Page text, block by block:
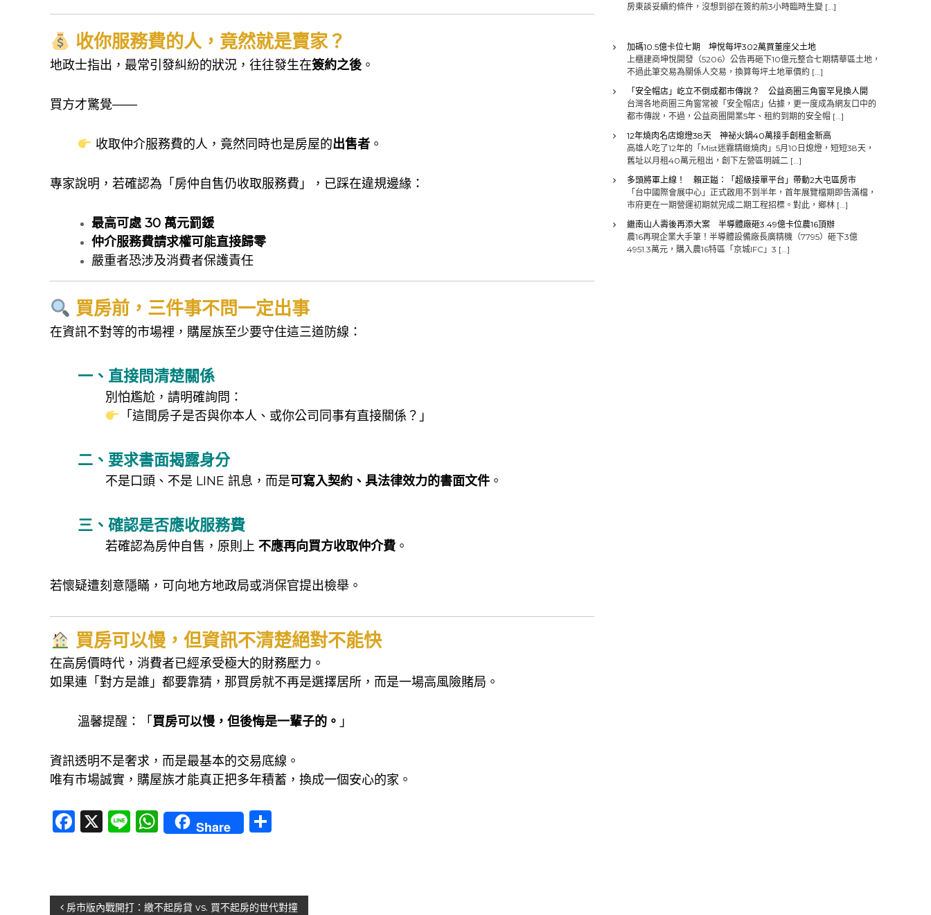
收你服務費的人，竟然就是賣家？
地政士指出，最常引發糾紛的狀況，往往發生在簽約之後 。
買方才驚覺——
收取仲介服務費的人，竟然同時也是房屋的出售者。
專家說明，若確認為「房仲自售仍收取服務費」，已踩在違規邊緣：
最高可處 30 萬元罰鍰
仲介服務費請求權可能直接歸零
嚴重者恐涉及消費者保護責任
買房前，三件事不問一定出事
在資訊不對等的市場裡，購屋族至少要守住這三道防線：
一、直接問清楚關係
別怕尷尬，請明確詢問：
「這間房子是否與你本人、或你公司同事有直接關係？」
二、要求書面揭露身分
不是口頭、不是 LINE 訊息，而是可寫入契約、具法律效力的書面文件 。
三、確認是否應收服務費
若確認為房仲自售，原則上 不應再向買方收取仲介費 。
若懷疑遭刻意隱瞞，可向地方地政局或消保官提出檢舉。
買房可以慢，但資訊不清楚絕對不能快
在高房價時代，消費者已經承受極大的財務壓力。
如果連「對方是誰」都要靠猜，那買房就不再是選擇居所，而是一場高風險賭局。
溫馨提醒：「 買房可以慢，但後悔是一輩子的。 」
資訊透明不是奢求，而是最基本的交易底線。
唯有市場誠實，購屋族才能真正把多年積蓄，換成一個安心的家。
F
X
Li W
h
Share
房市版內戰開打：繳不起房貸 vs. 買不起房的世代對撞
房東談妥續約條件，沒想到卻在簽約前3小時臨時生變 […]
加碼10.5億卡位七期 坤悅每坪302萬買董座父土地
上櫃建商坤悅開發（5206）公告再砸下10億元整合七期精華區土地，
不過此筆交易為關係人交易，換算每坪土地單價約 […]
「安全帽店」屹立不倒成都市傳說？ 公益商圈三角窗罕見換人開
台灣各地商圈三角窗常被「安全帽店」佔據，更一度成為網友口中的
都市傳說，不過，公益商圈開業5年、租約到期的安全帽 […]
12年燒肉名店熄燈38天 神祕火鍋40萬接手創租金新高
高雄人吃了12年的「Mist迷霧精緻燒肉」5月10日熄燈，短短38天，
舊址以月租40萬元租出，創下左營區明誠二 […]
多頭將軍上線！ 賴正鎰：「超級接單平台」帶動2大屯區房市
「台中國際會展中心」正式啟用不到半年，首年展覽檔期即告滿檔，
市府更在一期營運初期就完成二期工程招標。對此，鄉林 […]
繼南山人壽後再添大案 半導體廠砸3.49億卡位農16頂辦
農16再現企業大手筆！半導體設備廠長廣精機（7795）砸下3億
4951.3萬元，購入農16特區「京城IFC」3 […]